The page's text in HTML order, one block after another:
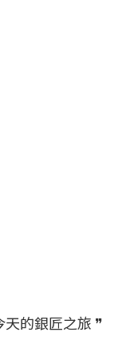
的銀匠之旅 ❞